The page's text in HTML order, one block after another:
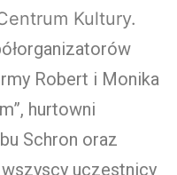
Kultury.
Robert i Monika
hurtowni
Schron oraz
wszyscy uczestnicy